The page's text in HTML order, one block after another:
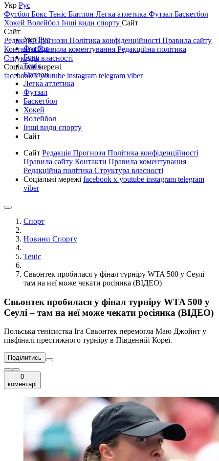
Укр Рус
Футбол Бокс Теніс Біатлон Легка атлетика Футзал Баскетбол
Хокей Волейбол Інші види спорту Сайт
Сайт
РедакціяПрогнози Політика конфіденційності Правила сайту
КонтактиПравила коментування Редакційна політика
Структура власності
Соціальні мережі
facebookxyoutube instagram telegram viber
УкрРус
Футбол
Бокс
Теніс
Біатлон
Легка атлетика
Футзал
Баскетбол
Хокей
Волейбол
Інші види спорту
Сайт
Сайт Редакція Прогнози Політика конфіденційності
Правила сайту Контакти Правила коментування
Редакційна політика Структура власності
Соціальні мережі facebook x youtube instagram telegram
viber
Спорт
Новини Спорту
Теніс
Свьонтек пробилася у фінал турніру WTA 500 у Сеулі –
там на неї може чекати росіянка (ВІДЕО)
Свьонтек пробилася у фінал турніру WTA 500 у
Сеулі – там на неї може чекати росіянка (ВІДЕО)
Польська тенісистка Іга Свьонтек перемогла Маю Джойнт у
півфіналі престижного турніру в Південній Кореї.
Поділитись
0
коментарі